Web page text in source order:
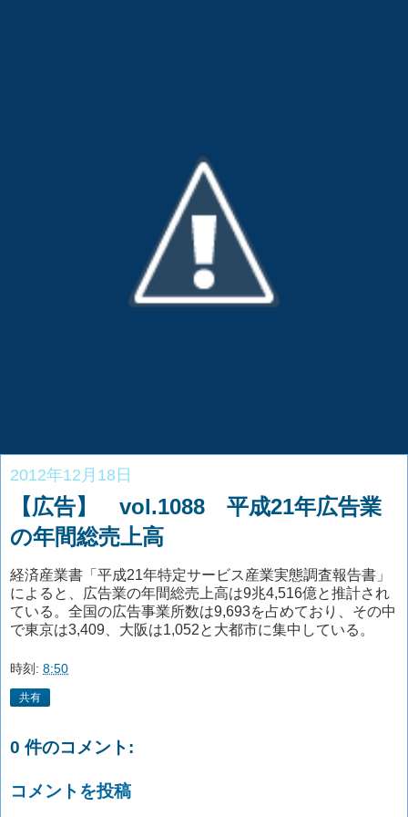
2012年12月18日
【広告】 vol.1088 平成21年広告業
の年間総売上高
経済産業書「平成21年特定サービス産業実態調査報告書」
によると、広告業の年間総売上高は9兆4,516億と推計され
ている。全国の広告事業所数は9,693を占めており、その中
で東京は3,409、大阪は1,052と大都市に集中している。
時刻: 8:50
共有
0 件のコメント:
コメントを投稿